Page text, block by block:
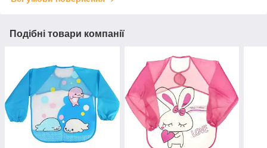
Подібні товари компанії